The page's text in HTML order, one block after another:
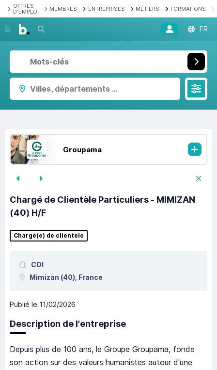
OFFRES
D'EMPLOI
MEMBRES ENTREPRISES MÉTIERS FORMATIONS
Recherche FR
Villes, départements ...
Groupama
Chargé de Clientèle Particuliers - MIMIZAN
(40) H/F
Chargé(e) de clientèle
CDI
Mimizan (40), France
Publié le 11/02/2026
Description de l'entreprise
Depuis plus de 100 ans, le Groupe Groupama, fonde
son action sur des valeurs humanistes autour d'une